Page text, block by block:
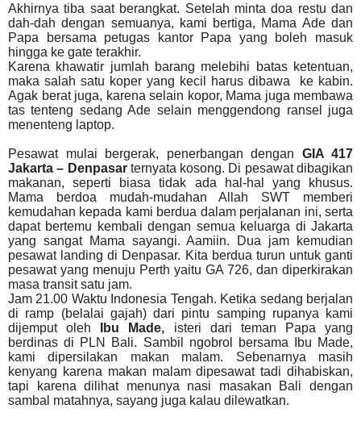
Akhirnya tiba saat berangkat. Setelah minta doa restu dan
dah-dah dengan semuanya, kami bertiga, Mama Ade dan
Papa bersama petugas kantor Papa yang boleh masuk
hingga ke gate terakhir.
Karena khawatir jumlah barang melebihi batas ketentuan,
maka salah satu koper yang kecil harus dibawa
ke kabin.
Agak berat juga, karena selain kopor, Mama juga membawa
tas tenteng sedang Ade selain menggendong ransel juga
menenteng laptop.
Pesawat mulai bergerak, penerbangan dengan GIA 417
Jakarta – Denpasarternyata kosong. Di pesawat dibagikan
makanan, seperti biasa tidak ada hal-hal yang khusus.
Mama berdoa mudah-mudahan Allah SWT memberi
kemudahan kepada kami berdua dalam perjalanan ini, serta
dapat bertemu kembali dengan semua keluarga di Jakarta
yang sangat Mama sayangi. Aamiin. Dua jam kemudian
pesawat landing di Denpasar. Kita berdua turun untuk ganti
pesawat yang menuju Perth yaitu GA 726, dan diperkirakan
masa transit satu jam.
Jam 21.00 Waktu Indonesia Tengah. Ketika sedang berjalan
di ramp (belalai gajah) dari pintu samping rupanya kami
dijemput oleh
Ibu Made, isteri dari teman Papa yang
berdinas di PLN Bali. Sambil ngobrol bersama Ibu Made,
kami dipersilakan makan malam. Sebenarnya masih
kenyang karena makan malam dipesawat tadi dihabiskan,
tapi karena dilihat menunya nasi masakan Bali dengan
sambal matahnya, sayang juga kalau dilewatkan.